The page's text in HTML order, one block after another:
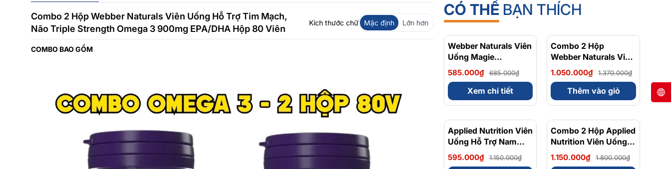
Combo 2 Hộp Webber Naturals Viên Uống Hỗ Trợ Tim Mạch,
Não Triple Strength Omega 3 900mg EPA/DHA Hộp 80 Viên
Kích thước chữ Mặc định Lớn hơn
COMBO BAO GỒM
CÓ THỂBẠN THÍCH
- 15%
Webber Naturals Viên
Uống Magie
Magnesium
Bisglycinate 200mg -
Chính Ngạch Canada,
Xuất VAT
585.000₫ 685.000₫
Xem chi tiết
Combo 2 Hộp
Webber Naturals Viên
Uống Magie Dễ Dàng
Hấp Làm Dịu Nhẹ Cho
Hệ Tiêu Hóa
Magnesium
Hộp 120 Viên
1.050.000₫ 1.370.000₫
Thêm vào giỏ
- 48%
Applied Nutrition Viên
Uống Hỗ Trợ Nam
Giới 120 viên - Chính
Ngạch Anh Quốc, Bán
595.000₫ 1.150.000₫
- 36%
Combo 2 Hộp Applied
Nutrition Viên Uống
Hỗ Trợ Nam Giới 120
viên
1.150.000₫ 1.800.000₫